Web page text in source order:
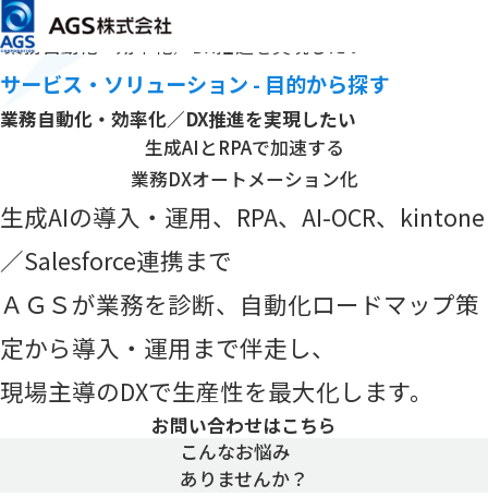
メインコンテンツまでスキップ
HOME サービス・ソリューション
業務自動化・効率化／DX推進を実現したい
サービス・ソリューション - 目的から探す
業務自動化・効率化／DX推進を実現したい
生成AIとRPAで加速する
業務DXオートメーション化
生成AIの導入・運用、RPA、AI-OCR、kintone
／Salesforce連携まで
ＡＧＳが業務を診断、自動化ロードマップ策
定から導入・運用まで伴走し、
現場主導のDXで生産性を最大化します。
お問い合わせはこちら
こんなお悩み
ありませんか？